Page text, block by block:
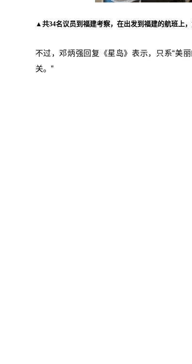
▲共34名议员到福建考察，在出发到福建的航班上，
不过，邓炳强回复《星岛》表示，只系“美
关。”